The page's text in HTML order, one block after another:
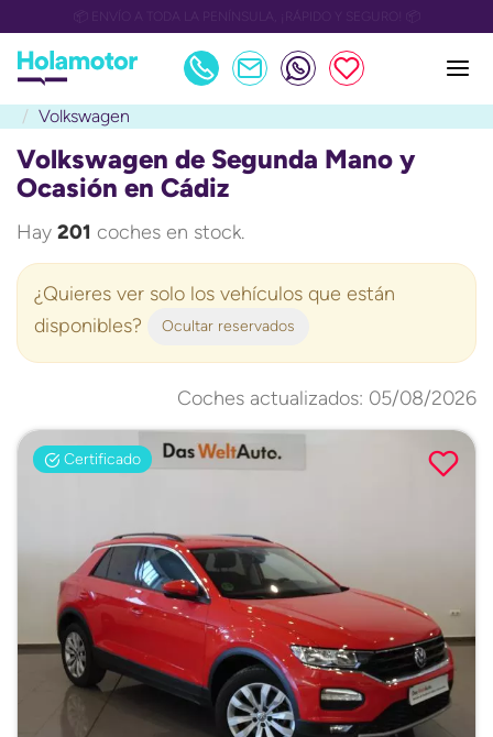
📅 OULET Grupo Safamotor hasta 15.000€ descuento📅
Volkswagen
Volkswagen de Segunda Mano y
Ocasión en Cádiz
Hay 201 coches en stock.
¿Quieres ver solo los vehículos que están
disponibles?
Ocultar reservados
Coches actualizados: 05/08/2026
Certificado